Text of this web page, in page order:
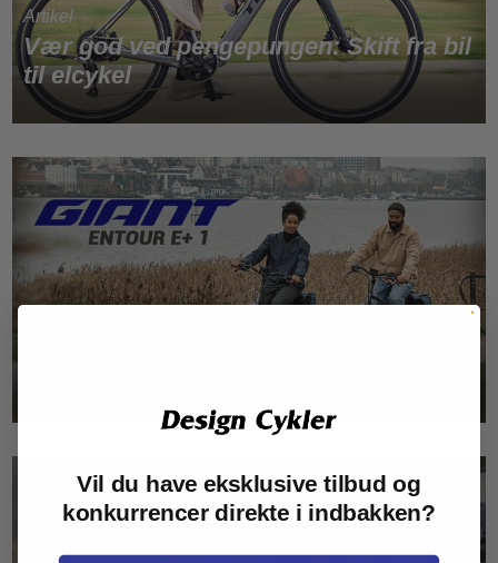
Vær god ved pengepungen: Skift fra bil
til elcykel
Vil du have eksklusive tilbud og
konkurrencer direkte i indbakken?